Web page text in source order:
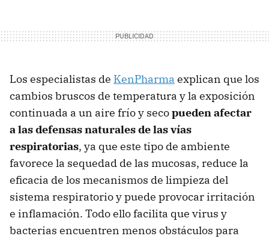
Los especialistas de KenPharma explican que los
cambios bruscos de temperatura y la exposición
continuada a un aire frío y secopueden afectar
a las defensas naturales de las vías
respiratorias, ya que este tipo de ambiente
favorece la sequedad de las mucosas, reduce la
eficacia de los mecanismos de limpieza del
sistema respiratorio y puede provocar irritación
e inflamación. Todo ello facilita que virus y
bacterias encuentren menos obstáculos para